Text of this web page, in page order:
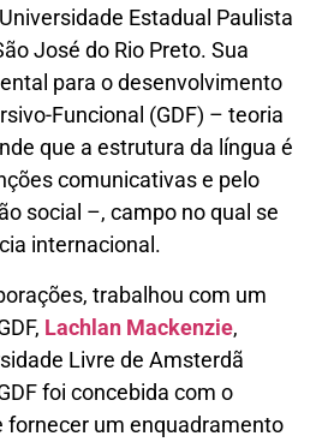
Estadual Paulista
José do Rio Preto. Sua
para o desenvolvimento
Funcional (GDF) – teoria
que a estrutura da língua é
comunicativas e pelo
social –, campo no qual se
internacional.
trabalhou com um
Lachlan Mackenzie,
Livre de Amsterdã
foi concebida com o
fornecer um enquadramento